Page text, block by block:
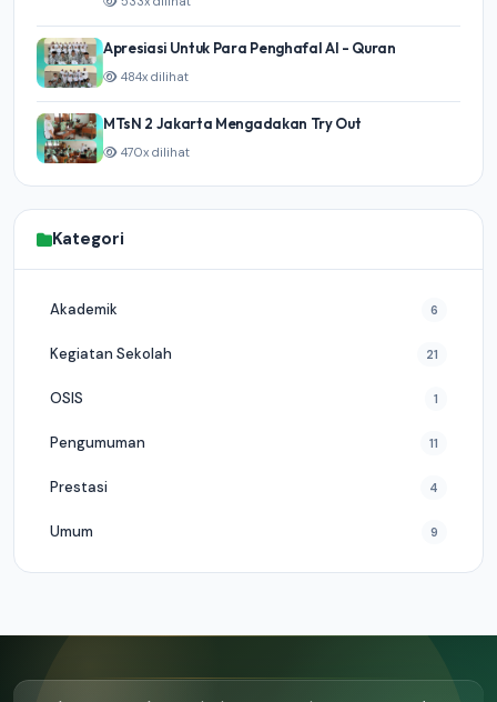
Apresiasi Untuk Para Penghafal Al - Quran
484x dilihat
MTsN 2 Jakarta Mengadakan Try Out
470x dilihat
Kategori
Akademik 6
Kegiatan Sekolah 21
OSIS 1
Pengumuman 11
Prestasi 4
Umum 9